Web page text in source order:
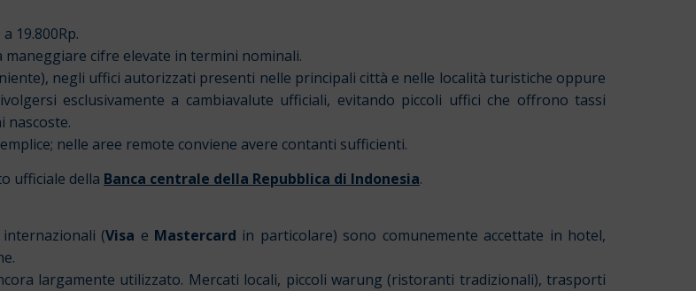
19.800Rp.
cifre elevate in termini nominali.
negli uffici autorizzati presenti nelle principali città e nelle località turistiche oppure
esclusivamente a cambiavalute ufficiali, evitando piccoli uffici che offrono tassi
nascoste.
nelle aree remote conviene avere contanti sufficienti.
ufficiale della Banca centrale della Repubblica di Indonesia.
(Visa e Mastercard in particolare) sono comunemente accettate in hotel,
largamente utilizzato. Mercati locali, piccoli warung (ristoranti tradizionali), trasporti